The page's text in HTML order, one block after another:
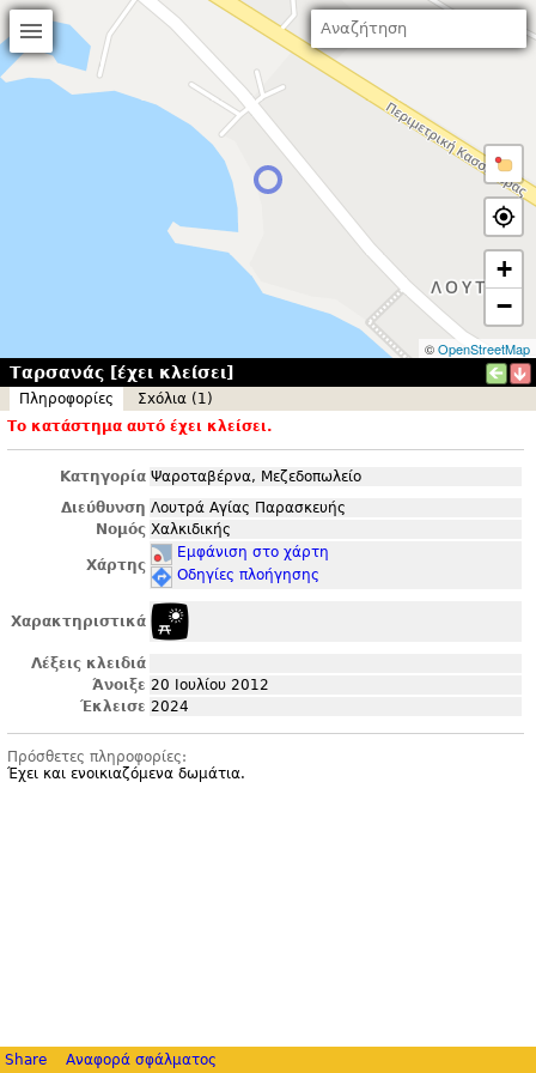
+
−
©OpenStreetMap
Ταρσανάς [έχει κλείσει]
Πληροφορίες
Σxόλια (1)
Το κατάστημα αυτό έχει κλείσει.
Κατηγορία Ψαροταβέρνα, Μεζεδοπωλείο
Διεύθυνση Λουτρά Αγίας Παρασκευής
Νομός Χαλκιδικής
Χάρτης
Εμφάνιση στο χάρτη
Οδηγίες πλοήγησης
Χαρακτηριστικά
Λέξεις κλειδιά
Άνοιξε 20 Ιουλίου 2012
Έκλεισε 2024
Πρόσθετες πληροφορίες:
Έχει και ενοικιαζόμενα δωμάτια.
Share Αναφορά σφάλματος